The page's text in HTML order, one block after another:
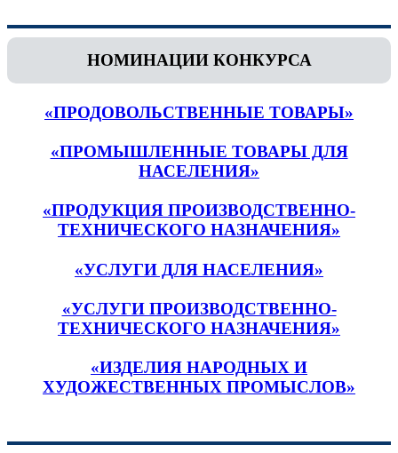
НОМИНАЦИИ КОНКУРСА
«ПРОДОВОЛЬСТВЕННЫЕ ТОВАРЫ»
«ПРОМЫШЛЕННЫЕ ТОВАРЫ ДЛЯ
НАСЕЛЕНИЯ»
«ПРОДУКЦИЯ ПРОИЗВОДСТВЕННО-
ТЕХНИЧЕСКОГО НАЗНАЧЕНИЯ»
«УСЛУГИ ДЛЯ НАСЕЛЕНИЯ»
«УСЛУГИ ПРОИЗВОДСТВЕННО-
ТЕХНИЧЕСКОГО НАЗНАЧЕНИЯ»
«ИЗДЕЛИЯ НАРОДНЫХ И
ХУДОЖЕСТВЕННЫХ ПРОМЫСЛОВ»